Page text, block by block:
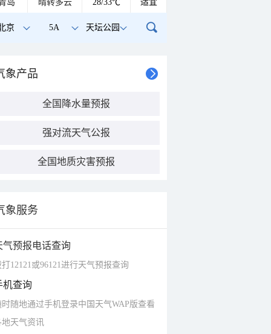
岛 晴转多云 28/33℃ 适宜
京 5A 天坛公园
象产品
全国降水量预报
强对流天气公报
全国地质灾害预报
象服务
气预报电话查询
打12121或96121进行天气预报查询
机查询
时随地通过手机登录中国天气WAP版查看
地天气资讯